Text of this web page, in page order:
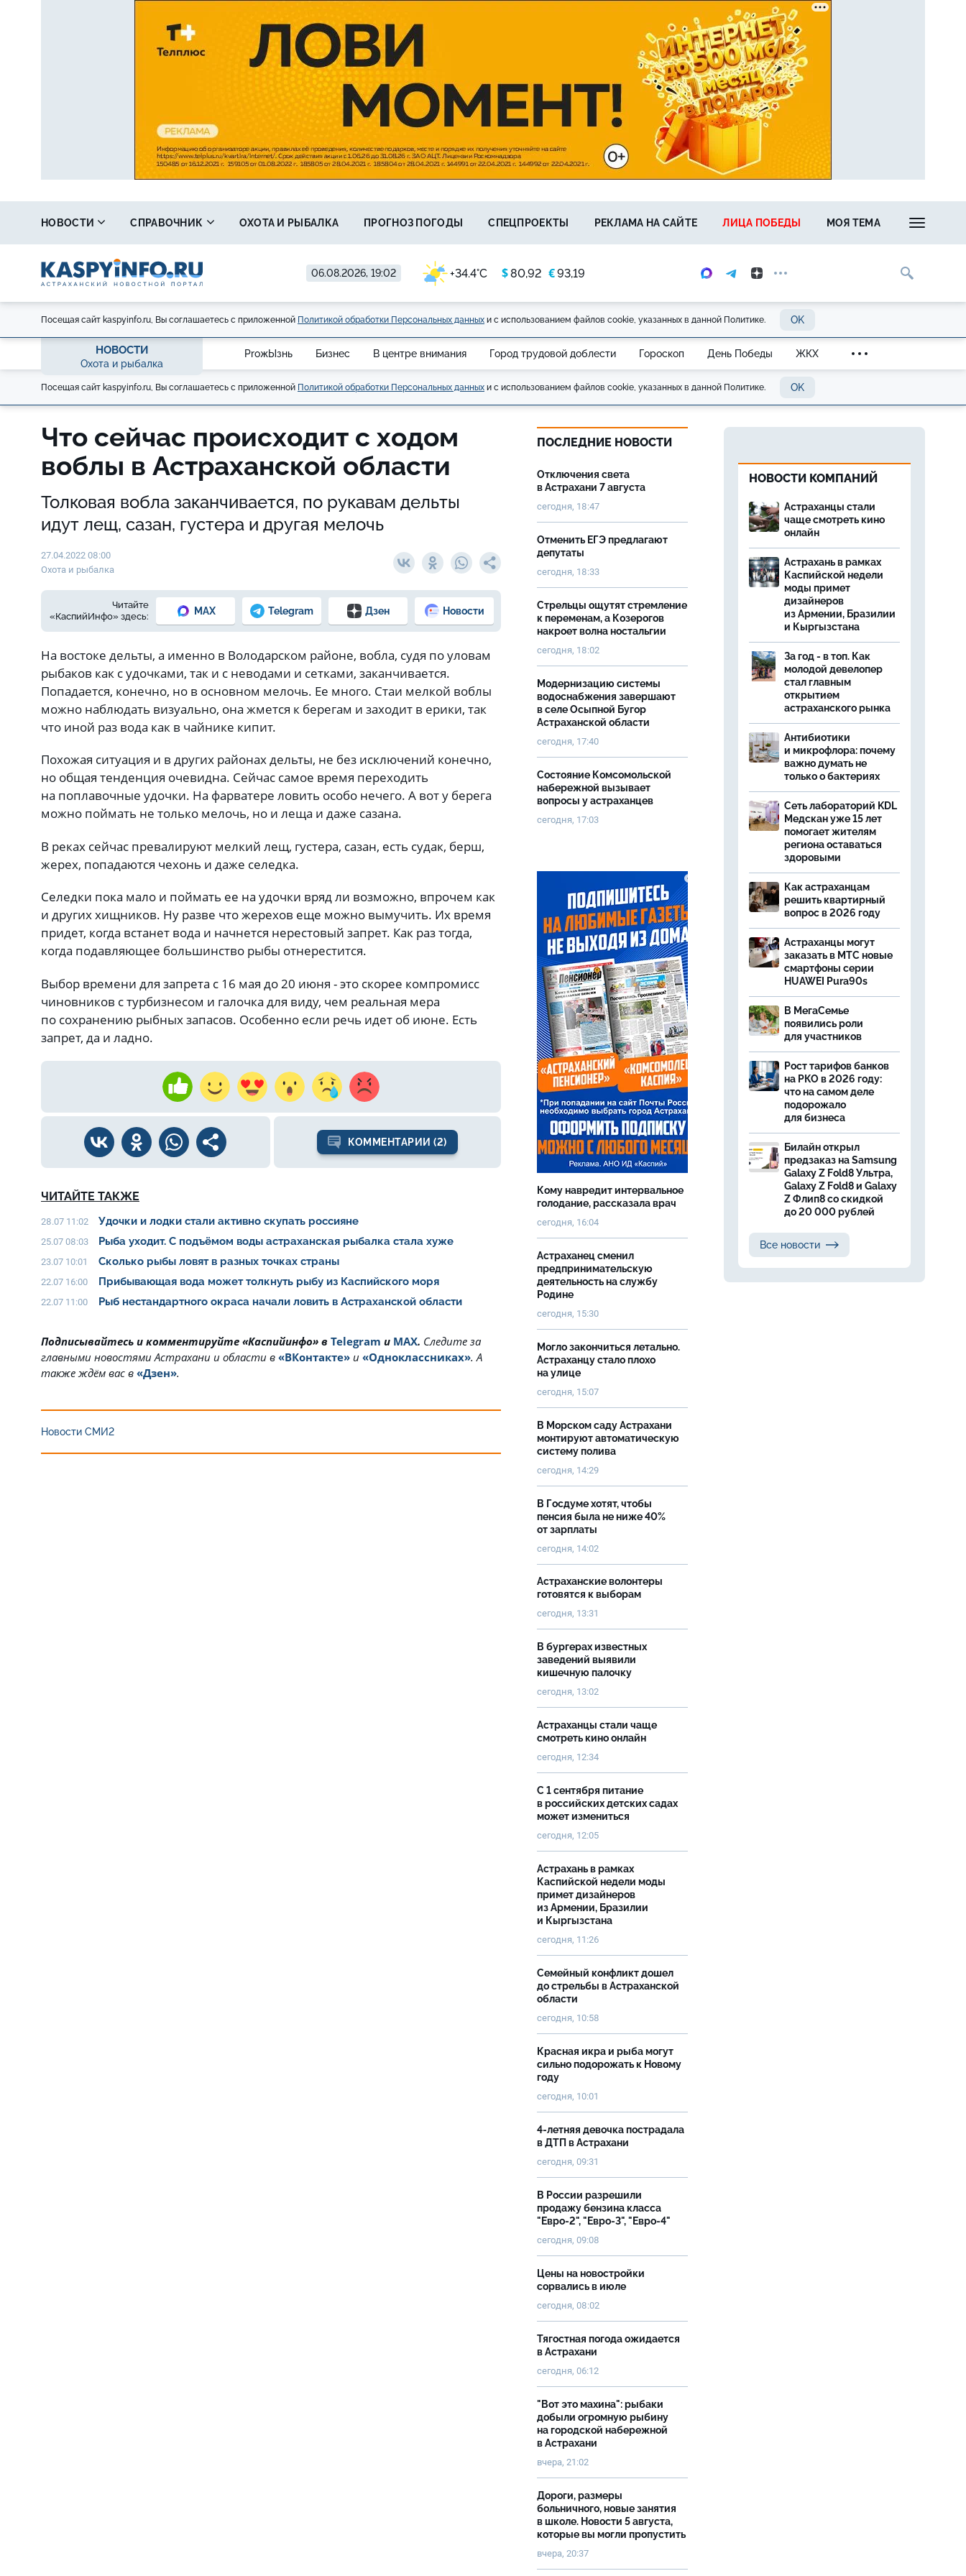
06.08.2026, 19:02 +34.4°C $80,92 €93,19
НОВОСТИ СПРАВОЧНИК ОХОТА И РЫБАЛКА ПРОГНОЗ ПОГОДЫ СПЕЦПРОЕКТЫ РЕКЛАМА НА САЙТЕ ЛИЦА ПОБЕДЫ МОЯ ТЕМА
Посещая сайт kaspyinfo.ru, Вы соглашаетесь с приложенной Политикой обработки Персональных данных и с использованием файлов cookie, указанных в данной Политике. OK
НОВОСТИ
Охота и рыбалка
ProжЫзнь Бизнес В центре внимания Город трудовой доблести Гороскоп День Победы ЖКХ
Посещая сайт kaspyinfo.ru, Вы соглашаетесь с приложенной Политикой обработки Персональных данных и с использованием файлов cookie, указанных в данной Политике. OK
Что сейчас происходит с ходом
воблы в Астраханской области
Толковая вобла заканчивается, по рукавам дельты
идут лещ, сазан, густера и другая мелочь
27.04.2022 08:00
Охота и рыбалка
Читайте
«КаспийИнфо» здесь:
MAX Telegram Дзен Новости
На востоке дельты, а именно в Володарском районе, вобла, судя по уловам
рыбаков как с удочками, так и с неводами и сетками, заканчивается.
Попадается, конечно, но в основном мелочь. Ее много. Стаи мелкой воблы
можно наблюдать визуально, она жмется к берегам и заходит в ерики, так
что иной раз вода как в чайнике кипит.
Похожая ситуация и в других районах дельты, не без исключений конечно,
но общая тенденция очевидна. Сейчас самое время переходить
на поплавочные удочки. На фарватере ловить особо нечего. А вот у берега
можно поймать не только мелочь, но и леща и даже сазана.
В реках сейчас превалируют мелкий лещ, густера, сазан, есть судак, берш,
жерех, попадаются чехонь и даже селедка.
Селедки пока мало и поймать ее на удочки вряд ли возможно, впрочем как
и других хищников. Ну разве что жерехов еще можно вымучить. Их время
придет, когда встанет вода и начнется нерестовый запрет. Как раз тогда,
когда подавляющее большинство рыбы отнерестится.
Выбор времени для запрета с 16 мая до 20 июня - это скорее компромисс
чиновников с турбизнесом и галочка для виду, чем реальная мера
по сохранению рыбных запасов. Особенно если речь идет об июне. Есть
запрет, да и ладно.
КОММЕНТАРИИ (2)
ЧИТАЙТЕ ТАКЖЕ
28.07 11:02 Удочки и лодки стали активно скупать россияне
25.07 08:03 Рыба уходит. С подъёмом воды астраханская рыбалка стала хуже
23.07 10:01 Сколько рыбы ловят в разных точках страны
22.07 16:00 Прибывающая вода может толкнуть рыбу из Каспийского моря
22.07 11:00 Рыб нестандартного окраса начали ловить в Астраханской области
Подписывайтесь и комментируйте «Каспийинфо» в Telegram и MAX. Cледите за
главными новостями Астрахани и области в «ВКонтакте» и «Одноклассниках». А
также ждём вас в «Дзен».
Новости СМИ2
ПОСЛЕДНИЕ НОВОСТИ
Отключения света
в Астрахани 7 августа
сегодня, 18:47
Отменить ЕГЭ предлагают
депутаты
сегодня, 18:33
Стрельцы ощутят стремление
к переменам, а Козерогов
накроет волна ностальгии
сегодня, 18:02
Модернизацию системы
водоснабжения завершают
в селе Осыпной Бугор
Астраханской области
сегодня, 17:40
Состояние Комсомольской
набережной вызывает
вопросы у астраханцев
сегодня, 17:03
Кому навредит интервальное
голодание, рассказала врач
сегодня, 16:04
Астраханец сменил
предпринимательскую
деятельность на службу
Родине
сегодня, 15:30
Могло закончиться летально.
Астраханцу стало плохо
на улице
сегодня, 15:07
В Морском саду Астрахани
монтируют автоматическую
систему полива
сегодня, 14:29
В Госдуме хотят, чтобы
пенсия была не ниже 40%
от зарплаты
сегодня, 14:02
Астраханские волонтеры
готовятся к выборам
сегодня, 13:31
В бургерах известных
заведений выявили
кишечную палочку
сегодня, 13:02
Астраханцы стали чаще
смотреть кино онлайн
сегодня, 12:34
С 1 сентября питание
в российских детских садах
может измениться
сегодня, 12:05
Астрахань в рамках
Каспийской недели моды
примет дизайнеров
из Армении, Бразилии
и Кыргызстана
сегодня, 11:26
Семейный конфликт дошел
до стрельбы в Астраханской
области
сегодня, 10:58
Красная икра и рыба могут
сильно подорожать к Новому
году
сегодня, 10:01
4-летняя девочка пострадала
в ДТП в Астрахани
сегодня, 09:31
В России разрешили
продажу бензина класса
"Евро-2", "Евро-3", "Евро-4"
сегодня, 09:08
Цены на новостройки
сорвались в июле
сегодня, 08:02
Тягостная погода ожидается
в Астрахани
сегодня, 06:12
"Вот это махина": рыбаки
добыли огромную рыбину
на городской набережной
в Астрахани
вчера, 21:02
Дороги, размеры
больничного, новые занятия
в школе. Новости 5 августа,
которые вы могли пропустить
вчера, 20:37
НОВОСТИ КОМПАНИЙ
Астраханцы стали
чаще смотреть кино
онлайн
Астрахань в рамках
Каспийской недели
моды примет
дизайнеров
из Армении, Бразилии
и Кыргызстана
За год - в топ. Как
молодой девелопер
стал главным
открытием
астраханского рынка
Антибиотики
и микрофлора: почему
важно думать не
только о бактериях
Сеть лабораторий KDL
Медскан уже 15 лет
помогает жителям
региона оставаться
здоровыми
Как астраханцам
решить квартирный
вопрос в 2026 году
Астраханцы могут
заказать в МТС новые
смартфоны серии
HUAWEI Pura90s
В МегаСемье
появились роли
для участников
Рост тарифов банков
на РКО в 2026 году:
что на самом деле
подорожало
для бизнеса
Билайн открыл
предзаказ на Samsung
Galaxy Z Fold8 Ультра,
Galaxy Z Fold8 и Galaxy
Z Флип8 со скидкой
до 20 000 рублей
Все новости